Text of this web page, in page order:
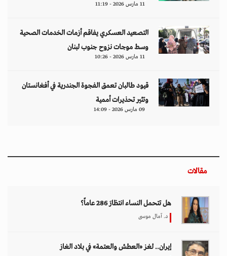
11 مارس 2026 - 11:19
التصعيد العسكري يفاقم أزمات الخدمات الصحية
وسط موجات نزوح جنوب لبنان
11 مارس 2026 - 10:26
قيود طالبان تعمق الفجوة الجندرية في أفغانستان
وتثير تحذيرات أممية
09 مارس 2026 - 14:09
مقالات
هل تتحمل النساء انتظارَ 286 عاماً؟
د. آمال موسى
إيران.. لغز «العطش والعتمة» في بلاد الغاز